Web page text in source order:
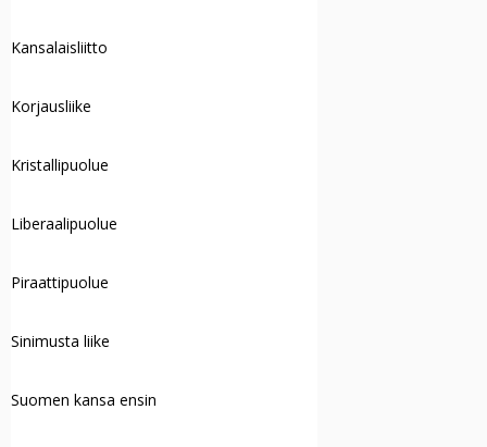
Kansalaisliitto
Korjausliike
Kristallipuolue
Liberaalipuolue
Piraattipuolue
Sinimusta liike
Suomen kansa ensin